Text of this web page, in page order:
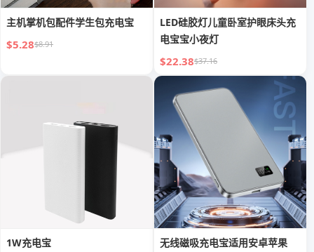
主机掌机包配件学生包充电宝
$5.28$8.91
LED硅胶灯儿童卧室护眼床头充
电宝宝小夜灯
$22.38$37.16
1W充电宝
无线磁吸充电宝适用安卓苹果